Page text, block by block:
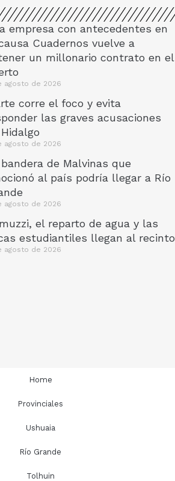
empresa con antecedentes en
Cuadernos vuelve a
un millonario contrato en el
agosto de 2026
corre el foco y evita
las graves acusaciones
agosto de 2026
de Malvinas que
al país podría llegar a Río
agosto de 2026
el reparto de agua y las
estudiantiles llegan al recinto
agosto de 2026
Home
Provinciales
Ushuaia
Río Grande
Tolhuin